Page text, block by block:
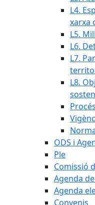
L4.
xarxa
L5.
L6.
L7.
L8.
ODS i
Ple
Comissió
Agenda
Agenda
Convenis